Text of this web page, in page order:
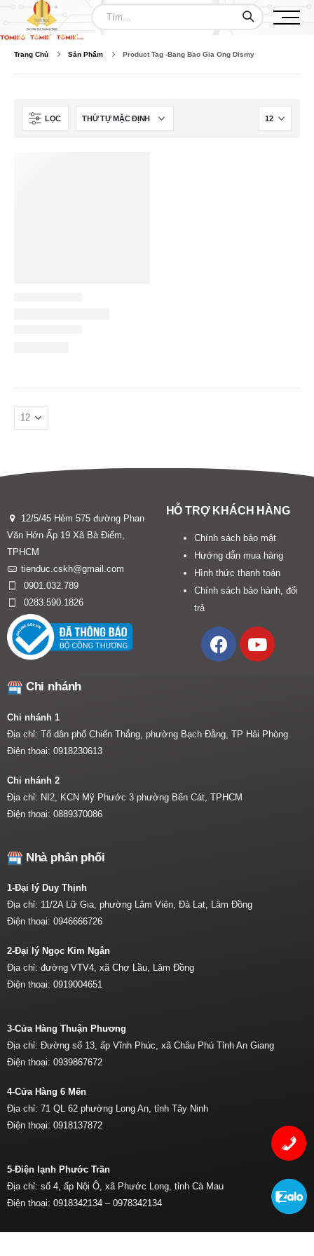
Trang Chủ Sản Phẩm Product Tag -Bang Bao Gia Ong Dismy
LỌC
12/5/45 Hẻm 575 đường Phan
Văn Hớn Ấp 19 Xã Bà Điểm,
TPHCM
tienduc.cskh@gmail.com
0901.032.789
0283.590.1826
HỖ TRỢ KHÁCH HÀNG
Chính sách bảo mật
Hướng dẫn mua hàng
Hình thức thanh toán
Chính sách bảo hành, đổi
trả
Chi nhánh
Chi nhánh 1
Địa chỉ: Tổ dân phố Chiến Thắng, phường Bạch Đằng, TP Hải Phòng
Điện thoại: 0918230613
Chi nhánh 2
Địa chỉ: NI2, KCN Mỹ Phước 3 phường Bến Cát, TPHCM
Điện thoại: 0889370086
Nhà phân phối
1-Đại lý Duy Thịnh
Địa chỉ: 11/2A Lữ Gia, phường Lâm Viên, Đà Lạt, Lâm Đồng
Điện thoại: 0946666726
2-Đại lý Ngọc Kim Ngân
Địa chỉ: đường VTV4, xã Chợ Lầu, Lâm Đồng
Điện thoại: 0919004651
3-Cửa Hàng Thuận Phương
Địa chỉ: Đường số 13, ấp Vĩnh Phúc, xã Châu Phú Tỉnh An Giang
Điện thoại: 0939867672
4-Cửa Hàng 6 Mến
Địa chỉ: 71 QL 62 phường Long An, tỉnh Tây Ninh
Điện thoại: 0918137872
5-Điện lạnh Phước Trần
Địa chỉ: số 4, ấp Nội Ô, xã Phước Long, tỉnh Cà Mau
Điện thoại: 0918342134 – 0978342134